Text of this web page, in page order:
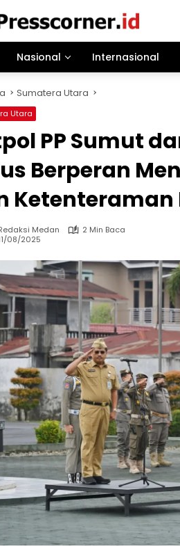
Nasional Internasional
Sumatera Utara
Utara
PP Sumut
Berperan
Medan
2 Min Baca
08/2025